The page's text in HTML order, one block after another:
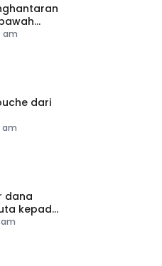
am
dari
am
dana
kepada